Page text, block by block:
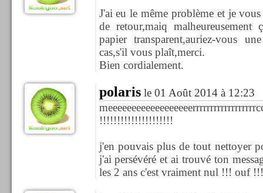
J'ai eu le même problème et je
de retour,maiq malheureusement
papier transparent,auriez-vous
cas,s'il vous plaît,merci.
Bien cordialement.
polarisle 01 Août 2014 à 12:23
!!!!!!!!!!!!!!!!!!!!!
j'en pouvais plus de tout nettoyer
j'ai persévéré et ai trouvé ton
les 2 ans c'est vraiment nul !!! ouf !!!